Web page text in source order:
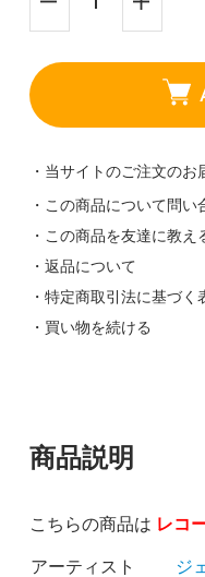
・当サイトのご注文の
・この商品について問い
・この商品を友達に教え
・返品について
・特定商取引法に基づく
・買い物を続ける
商品説明
こちらの商品は レコ
アーティスト ジ